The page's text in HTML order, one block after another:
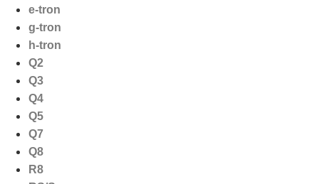
e-tron
g-tron
h-tron
Q2
Q3
Q4
Q5
Q7
Q8
R8